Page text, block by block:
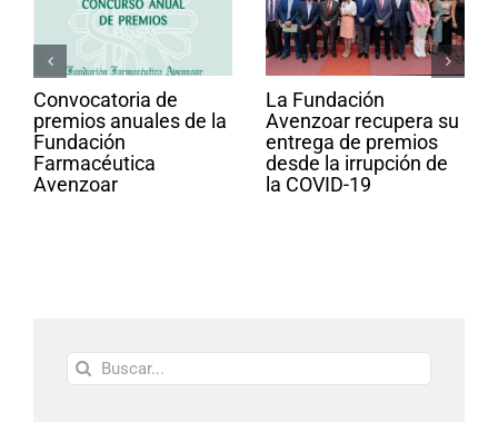
Convocatoria de
premios anuales de la
Fundación
Farmacéutica
Avenzoar
La Fundación
Avenzoar recupera su
entrega de premios
desde la irrupción de
la COVID-19
Buscar: